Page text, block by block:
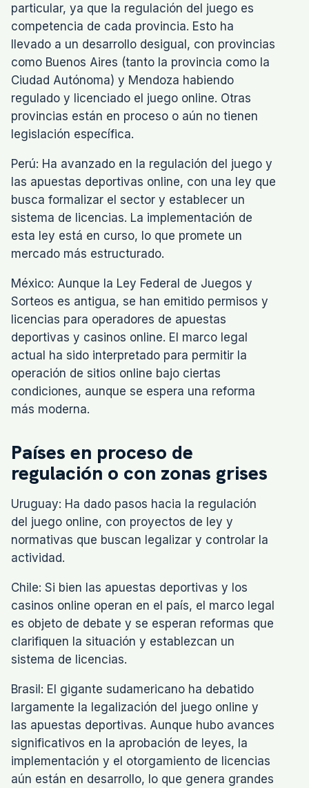
particular, ya que la regulación del juego es
competencia de cada provincia. Esto ha
llevado a un desarrollo desigual, con provincias
como Buenos Aires (tanto la provincia como la
Ciudad Autónoma) y Mendoza habiendo
regulado y licenciado el juego online. Otras
provincias están en proceso o aún no tienen
legislación específica.
Perú: Ha avanzado en la regulación del juego y
las apuestas deportivas online, con una ley que
busca formalizar el sector y establecer un
sistema de licencias. La implementación de
esta ley está en curso, lo que promete un
mercado más estructurado.
México: Aunque la Ley Federal de Juegos y
Sorteos es antigua, se han emitido permisos y
licencias para operadores de apuestas
deportivas y casinos online. El marco legal
actual ha sido interpretado para permitir la
operación de sitios online bajo ciertas
condiciones, aunque se espera una reforma
más moderna.
Países en proceso de
regulación o con zonas grises
Uruguay: Ha dado pasos hacia la regulación
del juego online, con proyectos de ley y
normativas que buscan legalizar y controlar la
actividad.
Chile: Si bien las apuestas deportivas y los
casinos online operan en el país, el marco legal
es objeto de debate y se esperan reformas que
clarifiquen la situación y establezcan un
sistema de licencias.
Brasil: El gigante sudamericano ha debatido
largamente la legalización del juego online y
las apuestas deportivas. Aunque hubo avances
significativos en la aprobación de leyes, la
implementación y el otorgamiento de licencias
aún están en desarrollo, lo que genera grandes